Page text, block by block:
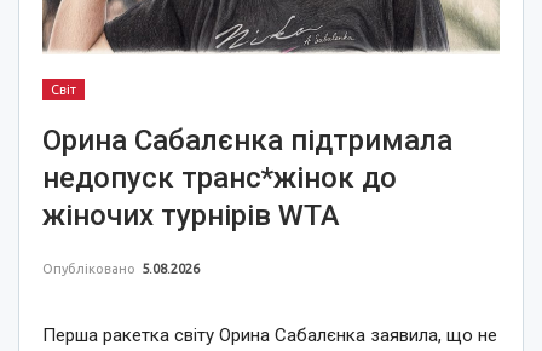
Світ
Орина Сабалєнка підтримала
недопуск транс*жінок до
жіночих турнірів WTA
Опубліковано 5.08.2026
Перша ракетка світу Орина Сабалєнка заявила, що не